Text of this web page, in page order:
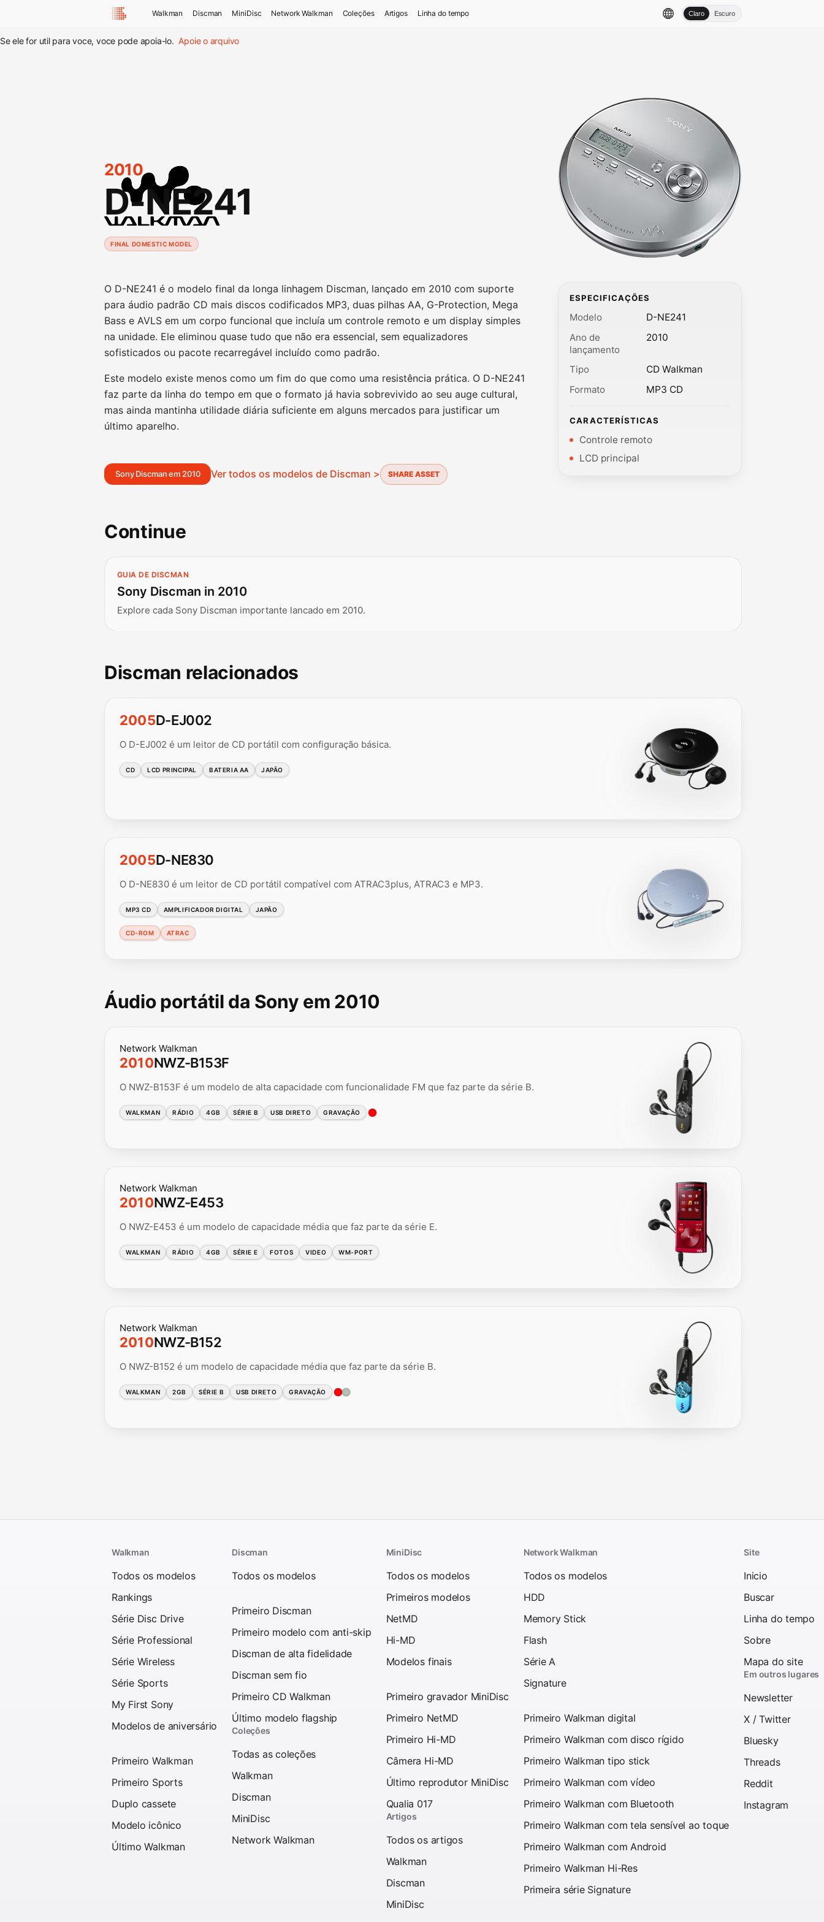
Walkman Discman MiniDisc Network Walkman Coleções Artigos Linha do tempo Claro Escuro
Se ele for util para voce, voce pode apoia-lo. Apoie o arquivo
2010
D-NE241
FINAL DOMESTIC MODEL
O D-NE241 é o modelo final da longa linhagem Discman, lançado em 2010 com suporte
para áudio padrão CD mais discos codificados MP3, duas pilhas AA, G-Protection, Mega
Bass e AVLS em um corpo funcional que incluía um controle remoto e um display simples
na unidade. Ele eliminou quase tudo que não era essencial, sem equalizadores
sofisticados ou pacote recarregável incluído como padrão.
Este modelo existe menos como um fim do que como uma resistência prática. O D-NE241
faz parte da linha do tempo em que o formato já havia sobrevivido ao seu auge cultural,
mas ainda mantinha utilidade diária suficiente em alguns mercados para justificar um
último aparelho.
Sony Discman em 2010 Ver todos os modelos de Discman > SHARE ASSET
ESPECIFICAÇÕES
Modelo
D-NE241
Ano de
lançamento
2010
Tipo
CD Walkman
Formato
MP3 CD
CARACTERÍSTICAS
Controle remoto
LCD principal
Continue
GUIA DE DISCMAN
Sony Discman in 2010
Explore cada Sony Discman importante lancado em 2010.
Discman relacionados
2005D-EJ002
O D-EJ002 é um leitor de CD portátil com configuração básica.
CD LCD PRINCIPAL BATERIA AA JAPÃO
2005D-NE830
O D-NE830 é um leitor de CD portátil compatível com ATRAC3plus, ATRAC3 e MP3.
MP3 CD AMPLIFICADOR DIGITAL JAPÃO
CD-ROM ATRAC
Áudio portátil da Sony em 2010
Network Walkman
2010NWZ-B153F
O NWZ-B153F é um modelo de alta capacidade com funcionalidade FM que faz parte da série B.
WALKMAN RÁDIO 4GB SÉRIE B USB DIRETO GRAVAÇÃO
Network Walkman
2010NWZ-E453
O NWZ-E453 é um modelo de capacidade média que faz parte da série E.
WALKMAN RÁDIO 4GB SÉRIE E FOTOS VIDEO WM-PORT
Network Walkman
2010NWZ-B152
O NWZ-B152 é um modelo de capacidade média que faz parte da série B.
WALKMAN 2GB SÉRIE B USB DIRETO GRAVAÇÃO
Walkman
Todos os modelos
Rankings
Série Disc Drive
Série Professional
Série Wireless
Série Sports
My First Sony
Modelos de aniversário
Primeiro Walkman
Primeiro Sports
Duplo cassete
Modelo icônico
Último Walkman
Discman
Todos os modelos
Primeiro Discman
Primeiro modelo com anti-skip
Discman de alta fidelidade
Discman sem fio
Primeiro CD Walkman
Último modelo flagship
Coleções
Todas as coleções
Walkman
Discman
MiniDisc
Network Walkman
MiniDisc
Todos os modelos
Primeiros modelos
NetMD
Hi-MD
Modelos finais
Primeiro gravador MiniDisc
Primeiro NetMD
Primeiro Hi-MD
Câmera Hi-MD
Último reprodutor MiniDisc
Qualia 017
Artigos
Todos os artigos
Walkman
Discman
MiniDisc
Network Walkman
Todos os modelos
HDD
Memory Stick
Flash
Série A
Signature
Primeiro Walkman digital
Primeiro Walkman com disco rígido
Primeiro Walkman tipo stick
Primeiro Walkman com vídeo
Primeiro Walkman com Bluetooth
Primeiro Walkman com tela sensível ao toque
Primeiro Walkman com Android
Primeiro Walkman Hi-Res
Primeira série Signature
Site
Inicio
Buscar
Linha do tempo
Sobre
Mapa do site
Em outros lugares
Newsletter
X / Twitter
Bluesky
Threads
Reddit
Instagram